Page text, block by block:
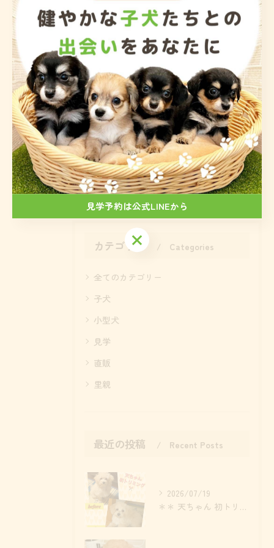
岡本貴志ブリーダー
< 前のページ 一覧に戻る 次のページ >
関連タグ
#トイプードル
カテゴリー Categories
全てのカテゴリー
子犬
小型犬
見学
直販
里親
最近の投稿 Recent Posts
2026/07/19
＊＊ 天ちゃん 初トリミング ＊＊
見学予約は公式LINEから
見学予約は公式LINEから